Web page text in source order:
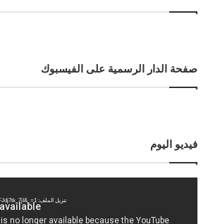
Post Views: 1٬327
صفحة الدار الرسمية على الفيسبوك
فيديو اليوم
تنزيل الملف: https://www.youtube.com/watch?v=FJdj7tk_7jI&_=1